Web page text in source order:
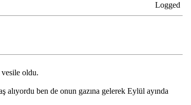
Logged
oldu.
ben de onun gazına gelerek Eylül ayında